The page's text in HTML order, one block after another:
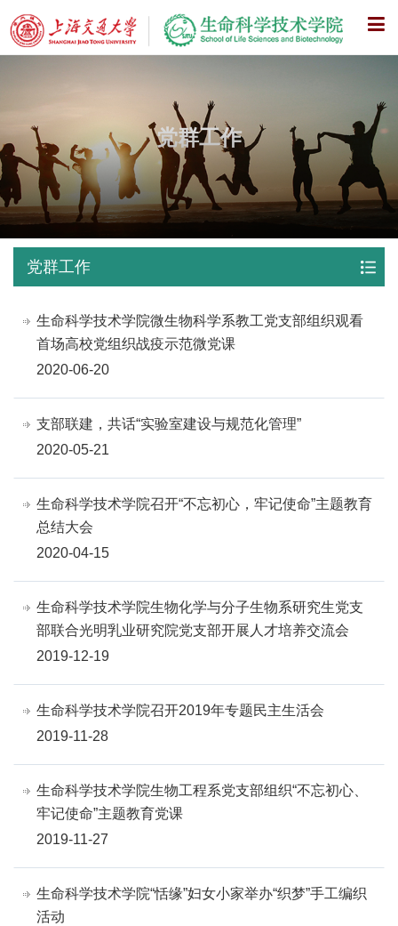
X
党群工作
党群工作
生命科学技术学院微生物科学系教工党支部组织观看
首场高校党组织战疫示范微党课
2020-06-20
支部联建，共话“实验室建设与规范化管理”
2020-05-21
生命科学技术学院召开“不忘初心，牢记使命”主题教育
总结大会
2020-04-15
生命科学技术学院生物化学与分子生物系研究生党支
部联合光明乳业研究院党支部开展人才培养交流会
2019-12-19
生命科学技术学院召开2019年专题民主生活会
2019-11-28
生命科学技术学院生物工程系党支部组织“不忘初心、
牢记使命”主题教育党课
2019-11-27
生命科学技术学院“恬缘”妇女小家举办“织梦”手工编织
活动